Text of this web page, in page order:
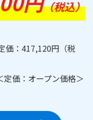
（税込）
：417,120円（税
：オープン価格＞